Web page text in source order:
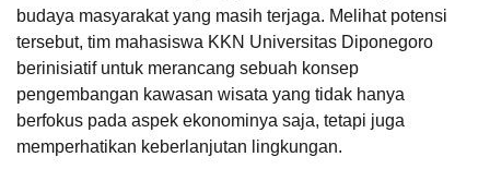
budaya masyarakat yang masih terjaga. Melihat potensi
tersebut, tim mahasiswa KKN Universitas Diponegoro
berinisiatif untuk merancang sebuah konsep
pengembangan kawasan wisata yang tidak hanya
berfokus pada aspek ekonominya saja, tetapi juga
memperhatikan keberlanjutan lingkungan.